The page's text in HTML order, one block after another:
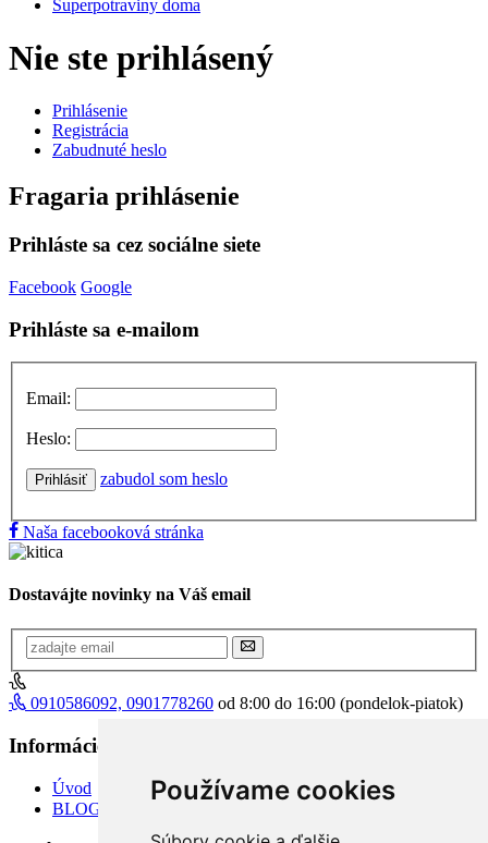
Používame cookies
Superpotraviny doma
Nie ste prihlásený
Prihlásenie
Registrácia
Zabudnuté heslo
Fragaria prihlásenie
Prihláste sa cez sociálne siete
Facebook Google
Prihláste sa e-mailom
Email:
Heslo:
Prihlásiť zabudol som heslo
Naša facebooková stránka
Dostavájte novinky na Váš email
0910586092, 0901778260 od 8:00 do 16:00 (pondelok-piatok)
Informácie
Úvod
BLOG